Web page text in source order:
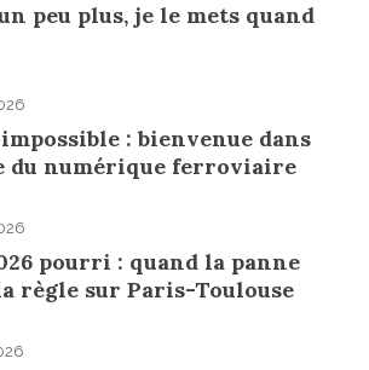
peu plus, je le mets quand
: bienvenue dans
du numérique ferroviaire
pourri : quand la panne
règle sur Paris-Toulouse